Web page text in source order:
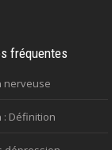
fréquentes
nerveuse
: Définition